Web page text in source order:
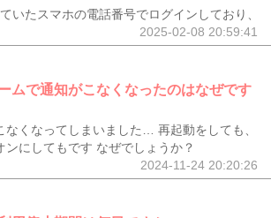
いたスマホの電話番号でログインしており、
2025-02-08 20:59:41
ムで通知がこなくなったのはなぜです
なくなってしまいました… 再起動をしても、
ンにしてもです なぜでしょうか？
2024-11-24 20:20:26